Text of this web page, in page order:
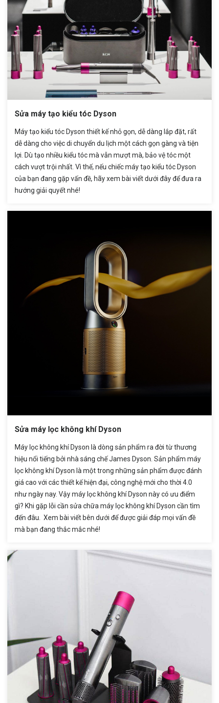
Sửa máy tạo kiểu tóc Dyson
Máy tạo kiểu tóc Dyson thiết kế nhỏ gọn, dễ dàng lắp đặt, rất
dễ dàng cho việc di chuyển du lịch một cách gọn gàng và tiện
lợi. Dù tạo nhiều kiểu tóc mà vẫn mượt mà, bảo vệ tóc một
cách vượt trội nhất. Vì thế, nếu chiếc máy tạo kiểu tóc Dyson
của bạn đang gặp vấn đề, hãy xem bài viết dưới đây để đưa ra
hướng giải quyết nhé!
Sửa máy lọc không khí Dyson
Máy lọc không khí Dyson là dòng sản phẩm ra đời từ thương
hiệu nổi tiếng bởi nhà sáng chế James Dyson. Sản phẩm máy
lọc không khí Dyson là một trong những sản phẩm được đánh
giá cao với các thiết kế hiện đại, công nghệ mới cho thời 4.0
như ngày nay. Vậy máy lọc không khí Dyson này có ưu điểm
gì? Khi gặp lỗi cần sửa chữa máy lọc không khí Dyson cần tìm
đến đâu. Xem bài viết bên dưới để được giải đáp mọi vấn đề
mà bạn đang thắc mắc nhé!